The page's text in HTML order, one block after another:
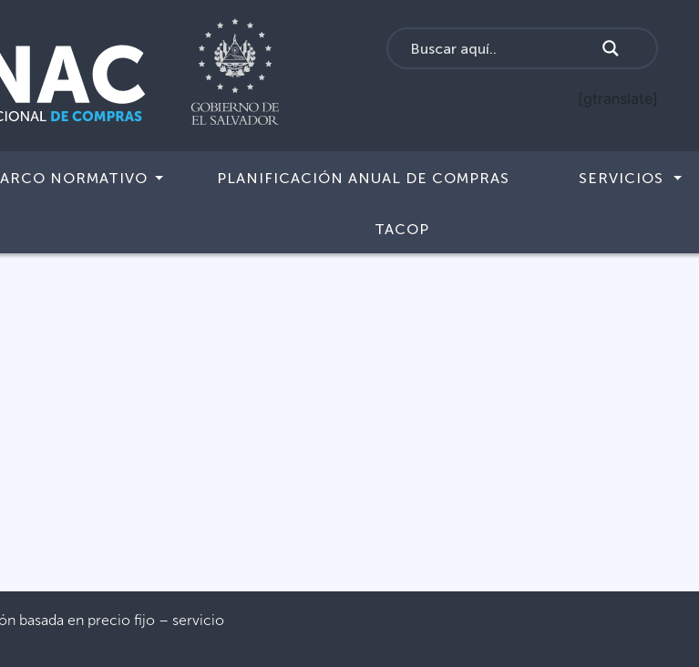
[gtranslate]
NORMATIVO PLANIFICACIÓN ANUAL DE COMPRAS SERVICIOS
TACOP
basada en precio fijo – servicio